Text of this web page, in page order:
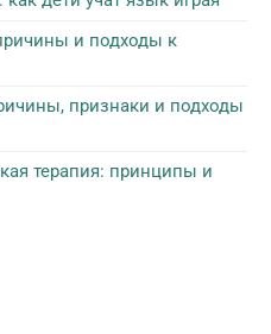
и подходы к
признаки и подходы
терапия: принципы и